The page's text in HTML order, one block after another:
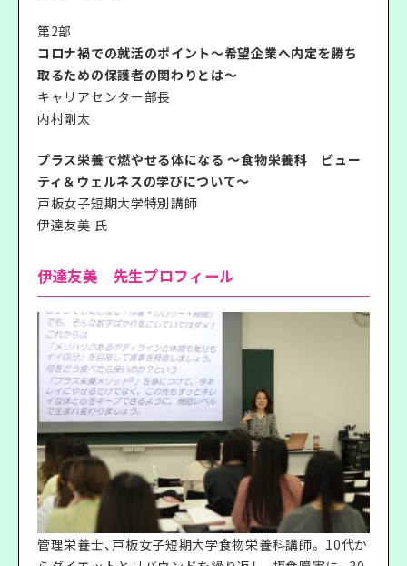
第2部
コロナ禍での就活のポイント〜希望企業へ内定を勝ち
取るための保護者の関わりとは〜
キャリアセンター部長
内村剛太
プラス栄養で燃やせる体になる ～食物栄養科 ビュー
ティ＆ウェルネスの学びについて～
戸板女子短期大学特別講師
伊達友美 氏
伊達友美 先生プロフィール
管理栄養士、戸板女子短期大学食物栄養科講師。 10代か